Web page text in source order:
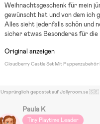
Weihnachtsgeschenk für mein
gewünscht hat und von dem ich
Alles sieht jedenfalls schön und
sicher etwas Besonderes für die
Original anzeigen
Cloudberry Castle Set Mit Puppenzubehör
Ursprünglich gepostet auf Jollyroom.se 🇸🇪
Paula K
Tiny Playtime Leader